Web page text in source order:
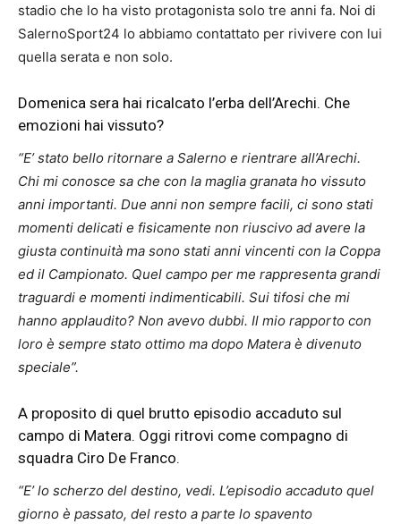
stadio che lo ha visto protagonista solo tre anni fa. Noi di
SalernoSport24 lo abbiamo contattato per rivivere con lui
quella serata e non solo.
Domenica sera hai ricalcato l’erba dell’Arechi. Che
emozioni hai vissuto?
“E’ stato bello ritornare a Salerno e rientrare all’Arechi.
Chi mi conosce sa che con la maglia granata ho vissuto
anni importanti. Due anni non sempre facili, ci sono stati
momenti delicati e fisicamente non riuscivo ad avere la
giusta continuità ma sono stati anni vincenti con la Coppa
ed il Campionato. Quel campo per me rappresenta grandi
traguardi e momenti indimenticabili. Sui tifosi che mi
hanno applaudito? Non avevo dubbi. Il mio rapporto con
loro è sempre stato ottimo ma dopo Matera è divenuto
speciale”.
A proposito di quel brutto episodio accaduto sul
campo di Matera. Oggi ritrovi come compagno di
squadra Ciro De Franco.
“E’ lo scherzo del destino, vedi. L’episodio accaduto quel
giorno è passato, del resto a parte lo spavento